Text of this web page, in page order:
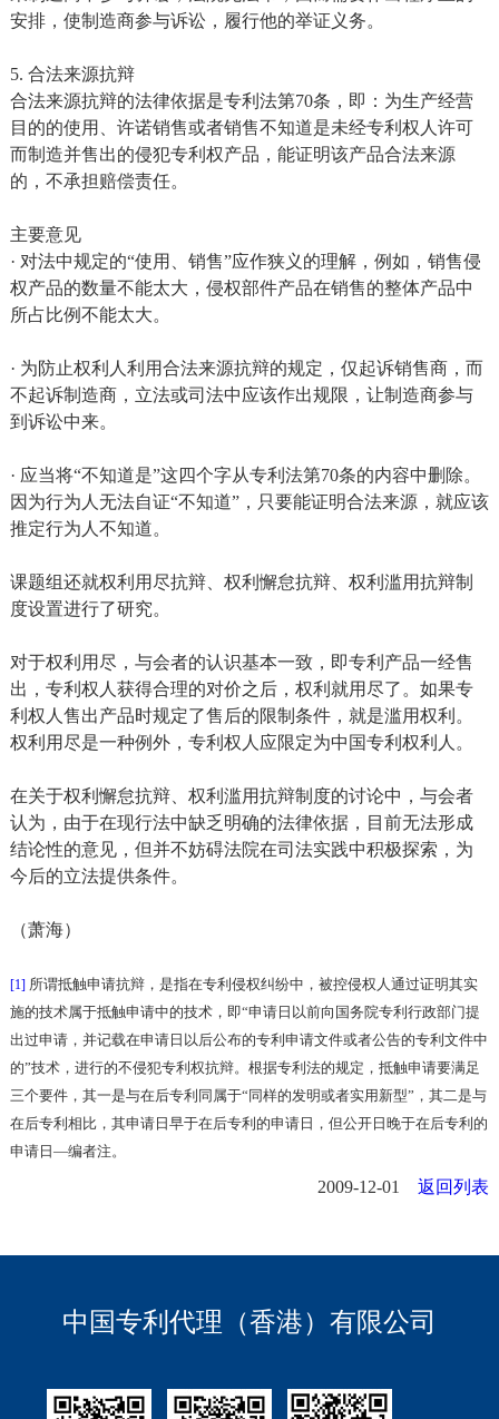
安排，使制造商参与诉讼，履行他的举证义务。
5. 合法来源抗辩
合法来源抗辩的法律依据是专利法第70条，即：为生产经营
目的的使用、许诺销售或者销售不知道是未经专利权人许可
而制造并售出的侵犯专利权产品，能证明该产品合法来源
的，不承担赔偿责任。
主要意见
· 对法中规定的“使用、销售”应作狭义的理解，例如，销售侵
权产品的数量不能太大，侵权部件产品在销售的整体产品中
所占比例不能太大。
· 为防止权利人利用合法来源抗辩的规定，仅起诉销售商，而
不起诉制造商，立法或司法中应该作出规限，让制造商参与
到诉讼中来。
· 应当将“不知道是”这四个字从专利法第70条的内容中删除。
因为行为人无法自证“不知道”，只要能证明合法来源，就应该
推定行为人不知道。
课题组还就权利用尽抗辩、权利懈怠抗辩、权利滥用抗辩制
度设置进行了研究。
对于权利用尽，与会者的认识基本一致，即专利产品一经售
出，专利权人获得合理的对价之后，权利就用尽了。如果专
利权人售出产品时规定了售后的限制条件，就是滥用权利。
权利用尽是一种例外，专利权人应限定为中国专利权利人。
在关于权利懈怠抗辩、权利滥用抗辩制度的讨论中，与会者
认为，由于在现行法中缺乏明确的法律依据，目前无法形成
结论性的意见，但并不妨碍法院在司法实践中积极探索，为
今后的立法提供条件。
（萧海）
[1]所谓抵触申请抗辩，是指在专利侵权纠纷中，被控侵权人通过证明其实
施的技术属于抵触申请中的技术，即“申请日以前向国务院专利行政部门提
出过申请，并记载在申请日以后公布的专利申请文件或者公告的专利文件中
的”技术，进行的不侵犯专利权抗辩。根据专利法的规定，抵触申请要满足
三个要件，其一是与在后专利同属于“同样的发明或者实用新型”，其二是与
在后专利相比，其申请日早于在后专利的申请日，但公开日晚于在后专利的
申请日—编者注。
2009-12-01返回列表
中国专利代理（香港）有限公司